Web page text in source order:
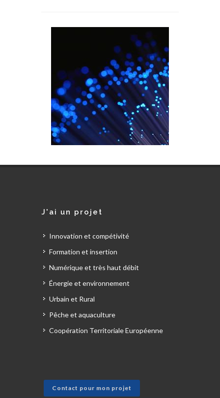
J'ai un projet
Innovation et compétivité
Formation et insertion
Numérique et très haut débit
Énergie et environnement
Urbain et Rural
Pêche et aquaculture
Coopération Territoriale Européenne
Contact pour mon projet